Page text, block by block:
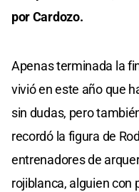
por Cardozo.
Apenas terminada la
vivió en este año que
sin dudas, pero
recordó la figura de
entrenadores de
rojiblanca, alguien con